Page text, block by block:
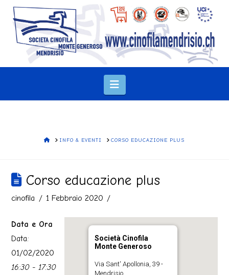
Navigation
HOMEINFO & EVENTI CORSO EDUCAZIONE PLUS
Corso educazione plus
cinofila 1 Febbraio 2020
Società Cinofila
Monte Generoso
Via Sant' Apollonia, 39 -
Mendrisio
Data e Ora
Data:
01/02/2020
16:30 - 17:30